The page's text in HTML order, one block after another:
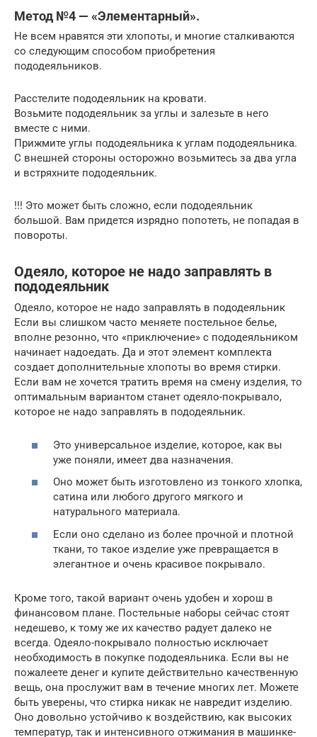
Метод №4 — «Элементарный».
Не всем нравятся эти хлопоты, и многие сталкиваются
со следующим способом приобретения
пододеяльников.
Расстелите пододеяльник на кровати.
Возьмите пододеяльник за углы и залезьте в него
вместе с ними.
Прижмите углы пододеяльника к углам пододеяльника.
С внешней стороны осторожно возьмитесь за два угла
и встряхните пододеяльник.
!!! Это может быть сложно, если пододеяльник
большой. Вам придется изрядно попотеть, не попадая в
повороты.
Одеяло, которое не надо заправлять в
пододеяльник
Одеяло, которое не надо заправлять в пододеяльник
Если вы слишком часто меняете постельное белье,
вполне резонно, что «приключение» с пододеяльником
начинает надоедать. Да и этот элемент комплекта
создает дополнительные хлопоты во время стирки.
Если вам не хочется тратить время на смену изделия, то
оптимальным вариантом станет одеяло-покрывало,
которое не надо заправлять в пододеяльник.
Это универсальное изделие, которое, как вы
уже поняли, имеет два назначения.
Оно может быть изготовлено из тонкого хлопка,
сатина или любого другого мягкого и
натурального материала.
Если оно сделано из более прочной и плотной
ткани, то такое изделие уже превращается в
элегантное и очень красивое покрывало.
Кроме того, такой вариант очень удобен и хорош в
финансовом плане. Постельные наборы сейчас стоят
недешево, к тому же их качество радует далеко не
всегда. Одеяло-покрывало полностью исключает
необходимость в покупке пододеяльника. Если вы не
пожалеете денег и купите действительно качественную
вещь, она прослужит вам в течение многих лет. Можете
быть уверены, что стирка никак не навредит изделию.
Оно довольно устойчиво к воздействию, как высоких
температур, так и интенсивного отжимания в машинке-